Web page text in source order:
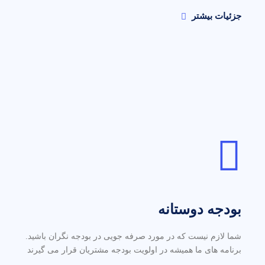
جزئیات بیشتر
بودجه دوستانه
شما لازم نیست که در مورد صرفه جویی در بودجه نگران باشید.
برنامه های ما همیشه در اولویت بودجه مشتریان قرار می گیرند